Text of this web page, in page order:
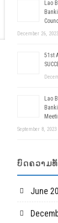
Lao
December 26, 2023
51st
Lao
September 8, 2023
ບົດຄວາມ
June